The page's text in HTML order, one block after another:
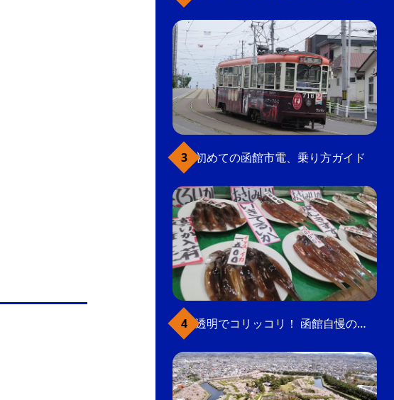
初めての函館市電、乗り方ガイド
透明でコリッコリ！ 函館自慢のいかをどうぞ